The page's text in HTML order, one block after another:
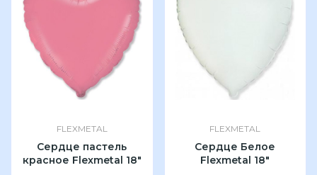
FLEXMETAL
Сердце пастель
красное Flexmetal 18″
FLEXMETAL
Сердце Белое
Flexmetal 18"